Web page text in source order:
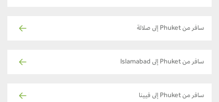
سافر من Phuket إلى صلالة
سافر من Phuket إلى Islamabad
سافر من Phuket إلى فيينا